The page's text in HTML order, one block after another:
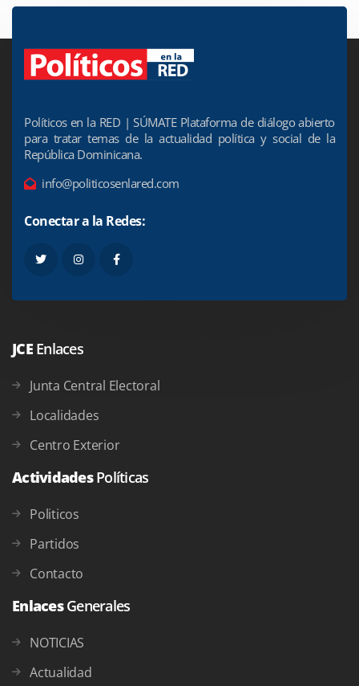
Políticos en la RED | SÚMATE Plataforma de diálogo abierto
para tratar temas de la actualidad política y social de la
República Dominicana.
info@politicosenlared.com
Conectar a la Redes:
JCE Enlaces
Junta Central Electoral
Localidades
Centro Exterior
ActividadesPolíticas
Politicos
Partidos
Contacto
EnlacesGenerales
NOTICIAS
Actualidad